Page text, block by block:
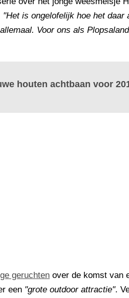
"Het is ongelofelijk hoe het daar
Voor ons als
houten achtbaan voor
geruchten over de komst van
een "grote outdoor attractie".